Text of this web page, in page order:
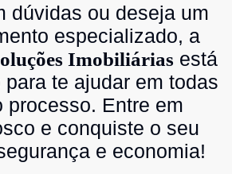
dúvidas ou deseja um
especializado, a
Imobiliárias está
te ajudar em todas
processo. Entre em
e conquiste o seu
e economia!